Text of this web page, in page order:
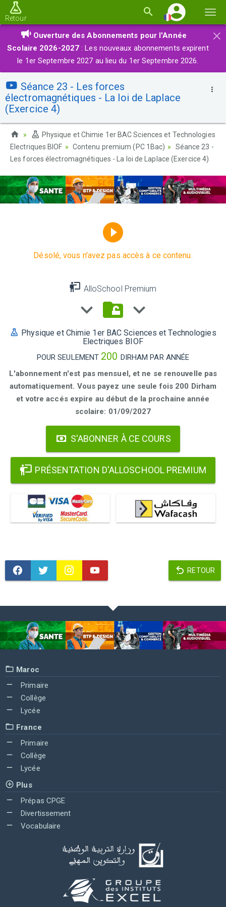
la
Retour
×
Ouverture des Abonnements pour l'Année
Scolaire 2026-2027 : Les nouveaux abonnements expirent
le 1er Septembre 2027 au lieu du 1er Septembre 2026.
Séance 23 - Les forces
électromagnétiques - La loi de Laplace
(Exercice 4)
Physique et Chimie 1er BAC Sciences et Technologies
Electriques BIOF
Contenu premium (PC 1Bac)
Séance 23 -
Les forces électromagnétiques - La loi de Laplace (Exercice 4)
Désolé, vous n'avez pas accès à ce contenu.
AlloSchool Premium
Physique et Chimie 1er BAC Sciences et Technologies
Electriques BIOF
POUR SEULEMENT 200 DIRHAM PAR ANNÉE
L'abonnement n'est pas mensuel, et ne se renouvelle pas
automatiquement. Vous payez une seule fois 200 Dirham
et votre accés expire au début de la prochaine année
scolaire: 01/09/2027
S'ABONNER À CE COURS
PRÉSENTATION D'ALLOSCHOOL PREMIUM
RETOUR
Maroc
Primaire
Collège
Lycée
France
Primaire
Collège
Lycée
Plus
Prépas CPGE
Divertissement
Vocabulaire